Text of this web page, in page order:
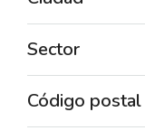
Sector
Código postal